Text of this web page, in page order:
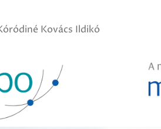
Kovács Ildikó